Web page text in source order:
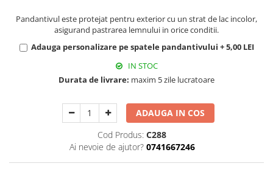
Romaniei
Muzeul Unirii Iasi
Orase si zone istorice
Colonada Imperiala, Buzias
Oradea
Suport pahare suvenir
Suport pahare suvenir din lemn
Suport pahare suvenir din pluta
Tablou suvenir
Tablouri gravate
Colectia "Belle Epoque"
Colectia "Visit Romania"
Pandantivul este protejat pentru exterior cu un strat de lac incolor,
asigurand pastrarea lemnului in orice conditii.
Adauga personalizare pe spatele pandantivului + 5,00 LEI
IN STOC
Durata de livrare: maxim 5 zile lucratoare
ADAUGA IN COS
Cod Produs: C288
Ai nevoie de ajutor? 0741667246